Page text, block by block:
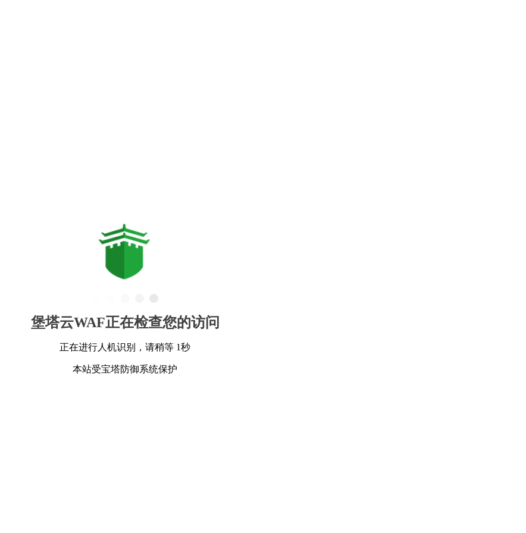
堡塔云WAF正在检查您的访问
正在进行人机识别，请稍等 1秒
本站受宝塔防御系统保护